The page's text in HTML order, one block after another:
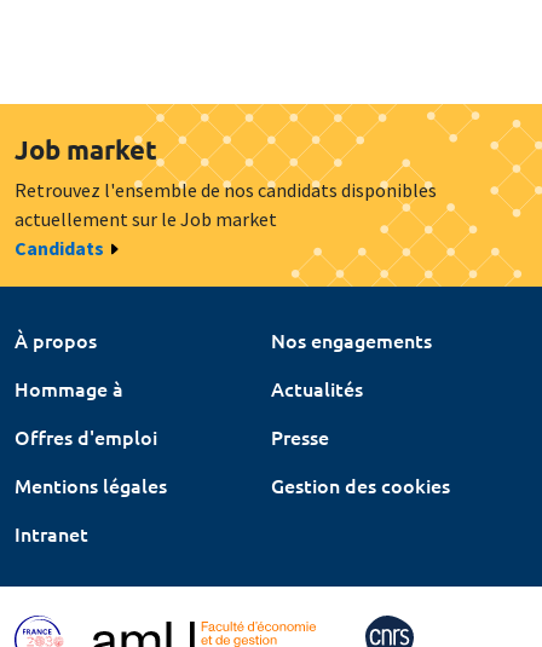
Job market
Retrouvez l'ensemble de nos candidats disponibles
actuellement sur le Job market
Candidats
À propos
Nos engagements
Hommage à
Actualités
Offres d'emploi
Presse
Mentions légales
Gestion des cookies
Intranet